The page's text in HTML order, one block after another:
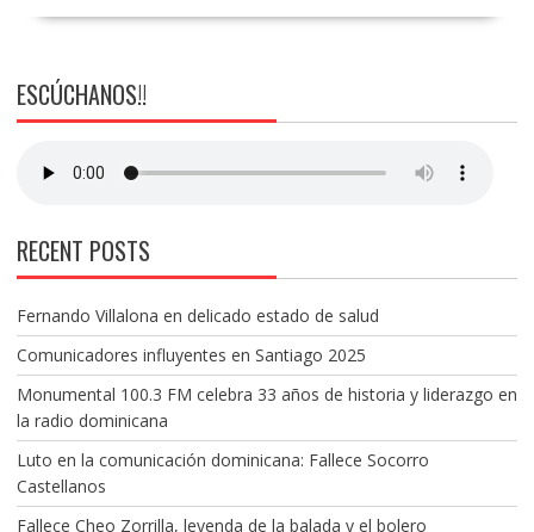
ESCÚCHANOS!!
RECENT POSTS
Fernando Villalona en delicado estado de salud
Comunicadores influyentes en Santiago 2025
Monumental 100.3 FM celebra 33 años de historia y liderazgo en
la radio dominicana
Luto en la comunicación dominicana: Fallece Socorro
Castellanos
Fallece Cheo Zorrilla, leyenda de la balada y el bolero